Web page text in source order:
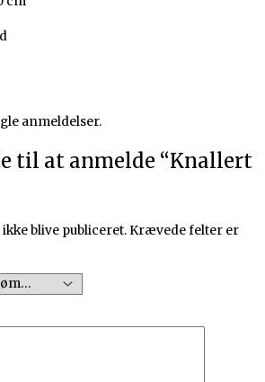
anmeldelser.
til at anmelde “Knallert
blive publiceret.Krævede felter er